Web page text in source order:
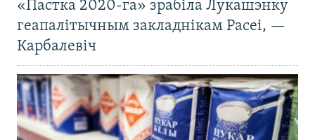
«Пастка 2020-га» зрабіла Лукашэнку
геапалітычным закладнікам Расеі, —
Карбалевіч